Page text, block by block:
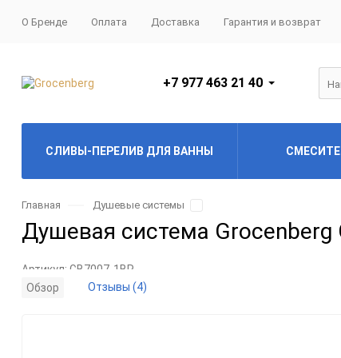
О Бренде Оплата Доставка Гарантия и возврат
+7 977 463 21 40
СЛИВЫ-ПЕРЕЛИВ ДЛЯ ВАННЫ
Смесители для кухни
Лейка для
Главная Душевые системы
Душевая система Grocenberg
Артикул: GB7007-1BR
Обзор
Отзывы (4)